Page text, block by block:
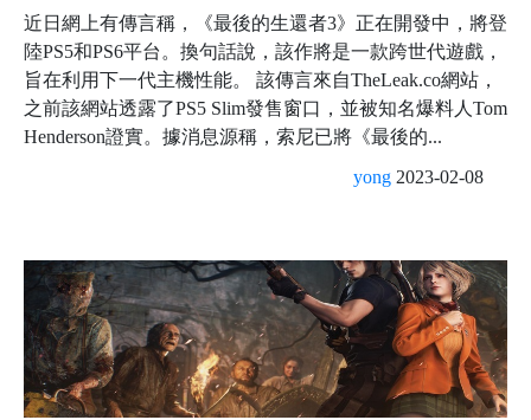
近日網上有傳言稱，《最後的生還者3》正在開發中，將登
陸PS5和PS6平台。換句話說，該作將是一款跨世代遊戲，
旨在利用下一代主機性能。 該傳言來自TheLeak.co網站，
之前該網站透露了PS5 Slim發售窗口，並被知名爆料人Tom
Henderson證實。據消息源稱，索尼已將《最後的...
yong 2023-02-08